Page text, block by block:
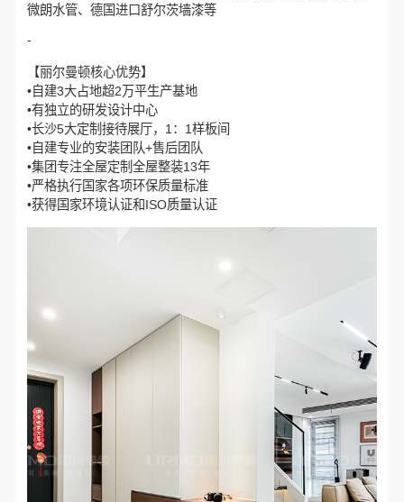
微朗水管、德国进口舒尔茨墙漆等
-
【丽尔曼顿核心优势】
•自建3大占地超2万平生产基地
•有独立的研发设计中心
•长沙5大定制接待展厅，1：1样板间
•自建专业的安装团队+售后团队
•集团专注全屋定制全屋整装13年
•严格执行国家各项环保质量标准
•获得国家环境认证和ISO质量认证